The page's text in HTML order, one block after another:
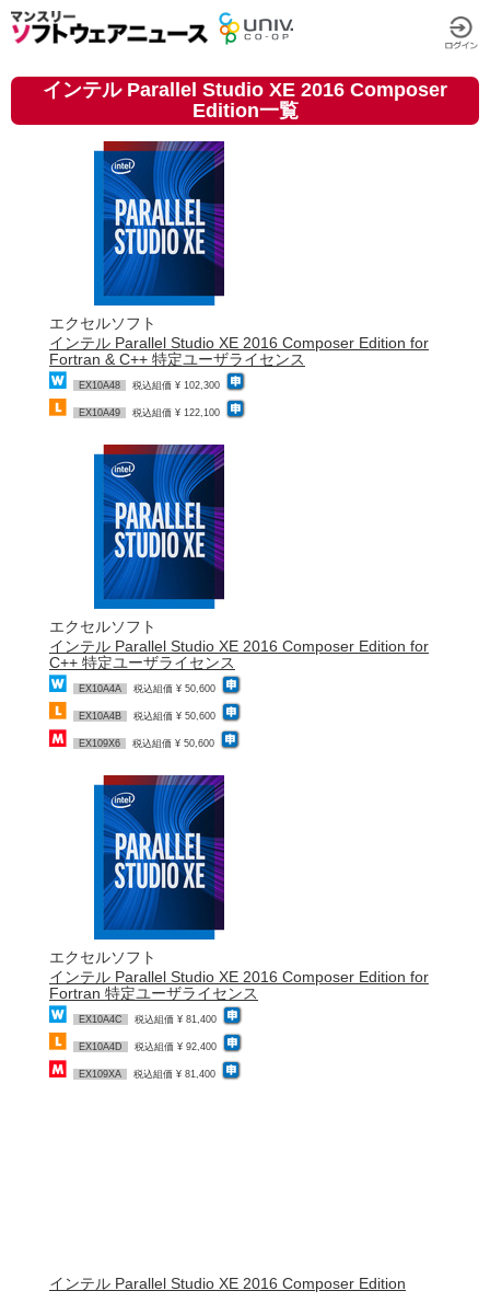
インテル Parallel Studio XE 2016 Composer
Edition一覧
エクセルソフト
インテル Parallel Studio XE 2016 Composer Edition for
Fortran & C++ 特定ユーザライセンス
EX10A48 税込組価 ¥ 102,300
EX10A49 税込組価 ¥ 122,100
エクセルソフト
インテル Parallel Studio XE 2016 Composer Edition for
C++ 特定ユーザライセンス
EX10A4A 税込組価 ¥ 50,600
EX10A4B 税込組価 ¥ 50,600
EX109X6 税込組価 ¥ 50,600
エクセルソフト
インテル Parallel Studio XE 2016 Composer Edition for
Fortran 特定ユーザライセンス
EX10A4C 税込組価 ¥ 81,400
EX10A4D 税込組価 ¥ 92,400
EX109XA 税込組価 ¥ 81,400
インテル Parallel Studio XE 2016 Composer Edition